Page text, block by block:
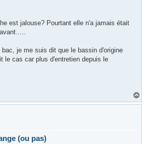
est jalouse? Pourtant elle n'a jamais était
je me suis dit que le bassin d'origine
le cas car plus d'entretien depuis le
(ou pas)